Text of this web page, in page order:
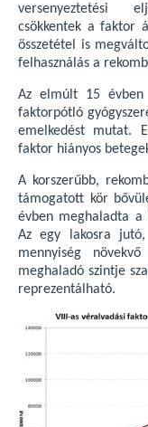
versenyeztetési
csökkentek a faktor
összetétel is
felhasználás a
Az elmúlt 15 évben
faktorpótló
emelkedést mutat.
faktor hiányos
A korszerűbb,
támogatott kör
évben meghaladta a
Az egy lakosra jutó,
mennyiség
meghaladó szintje
reprezentálható.